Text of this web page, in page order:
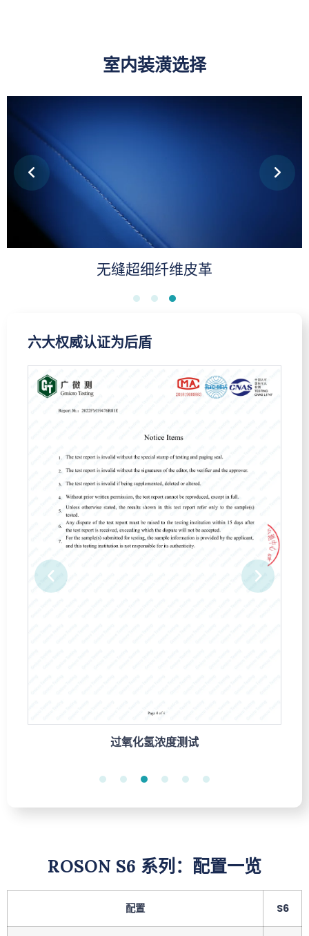
室内装潢选择
PU 皮革
六大权威认证为后盾
过氧化氢浓度测试
ROSON S6 系列：配置一览
配置 S6